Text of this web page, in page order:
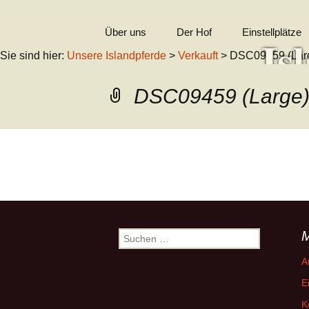
Zum
springen
Über uns
In Erinnerung
Kontakt
Der Hof
Einstellplätze
Sie sind hier: Unsere Islandpferde > Verkauft> DSC09459
DSC09459 (Large)
←
Suchen
nach: